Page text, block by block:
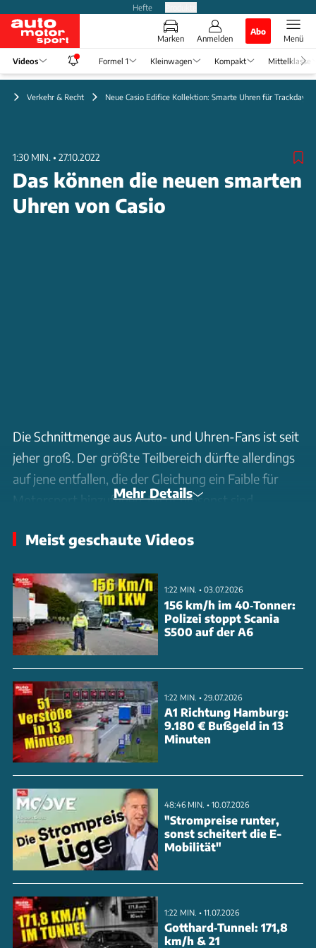
Hefte
Marken Anmelden
Abo
Menü
Videos Formel 1 Kleinwagen Kompakt Mittelklasse
Verkehr & Recht Neue Casio Edifice Kollektion: Smarte Uhren für Trackday-
1:30 MIN. • 27.10.2022
Das können die neuen smarten
Uhren von Casio
Die Schnittmenge aus Auto- und Uhren-Fans ist seit
jeher groß. Der größte Teilbereich dürfte allerdings
auf jene entfallen, die der Gleichung ein Faible für
Motorsport hinzufügen. Nicht umsonst sind
Rennserien zu sehen oder bringen entsprechende
Anschaffungspreis, der mehreren Monatsgehältern
eines Otto-Normal-Verbrauchers entspricht. Keine
Notwendigkeit, wie die Edifice-Kollektionen von
Casio immer wieder beweisen – jetzt sind eine neue
Serie und ein neues Sondermodell am Start.
Mehr Details
Meist geschaute Videos
1:22 MIN. • 03.07.2026
156 km/h im 40‑Tonner:
Polizei stoppt Scania
S500 auf der A6
1:22 MIN. • 29.07.2026
A1 Richtung Hamburg:
9.180 € Bußgeld in 13
Minuten
48:46 MIN. • 10.07.2026
"Strompreise runter,
sonst scheitert die E-
Mobilität"
1:22 MIN. • 11.07.2026
Gotthard‑Tunnel: 171,8
km/h & 21